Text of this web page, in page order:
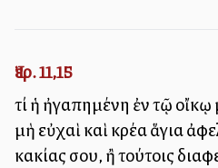
Ἰερ. 11,15
τί ἡ ἠγαπημένη ἐν τῷ
μὴ εὐχαὶ καὶ κρέα ἅγια
κακίας σου, ἢ τούτοις